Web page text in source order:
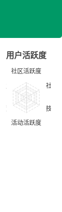
用户活跃度